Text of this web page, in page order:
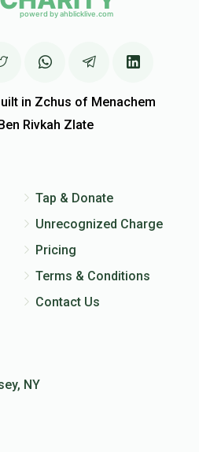
in Zchus of Menachem
Rivkah Zlate
Tap & Donate
Unrecognized Charge
Pricing
Terms & Conditions
Contact Us
NY